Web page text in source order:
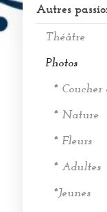
Autres
Théâtre
Photos
* Coucher
* Nature
* Fleurs
* Adultes
*Jeunes